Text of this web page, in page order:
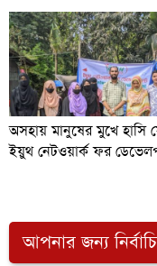
অসহায় মানুষের মুখে হাসি
ইয়ুথ নেটওয়ার্ক ফর
আপনার জন্য